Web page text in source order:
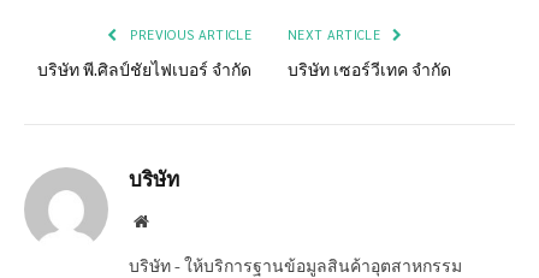
PREVIOUS ARTICLE
บริษัท พี.ศิลป์ชัยไฟเบอร์ จำกัด
NEXT ARTICLE
บริษัท เซอร์วีเทค จำกัด
บริษัท
Website
บริษัท - ให้บริการฐานข้อมูลสินค้าอุตสาหกรรม